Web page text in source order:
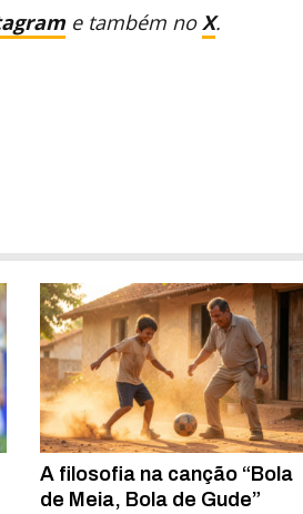
e também no X.
A filosofia na canção “Bola
de Meia, Bola de Gude”